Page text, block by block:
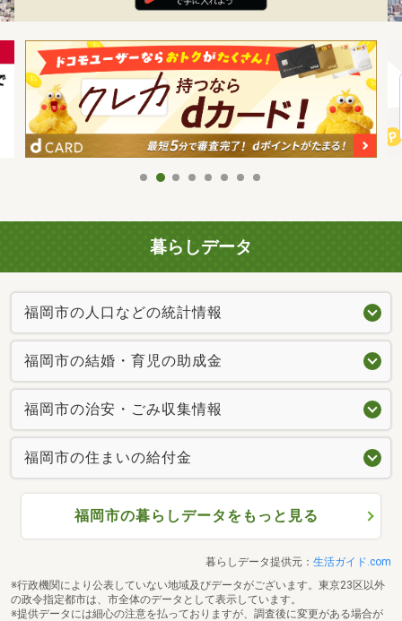
暮らしデータ
福岡市の人口などの統計情報
福岡市の結婚・育児の助成金
福岡市の治安・ごみ収集情報
福岡市の住まいの給付金
福岡市の暮らしデータをもっと見る
暮らしデータ提供元： 生活ガイド.com
※行政機関により公表していない地域及びデータがございます。東京23区以外
の政令指定都市は、市全体のデータとして表示しています。
※提供データには細心の注意を払っておりますが、調査後に変更がある場合が